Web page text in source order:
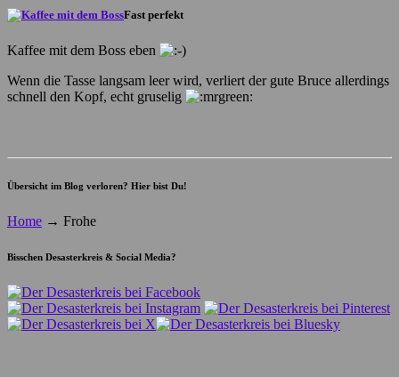
Fast perfekt
Kaffee mit dem Boss eben
Wenn die Tasse langsam leer wird, verliert der gute Bruce allerdings
schnell den Kopf, echt gruselig
Übersicht im Blog verloren? Hier bist Du!
Home → Frohe
Bisschen Desasterkreis & Social Media?